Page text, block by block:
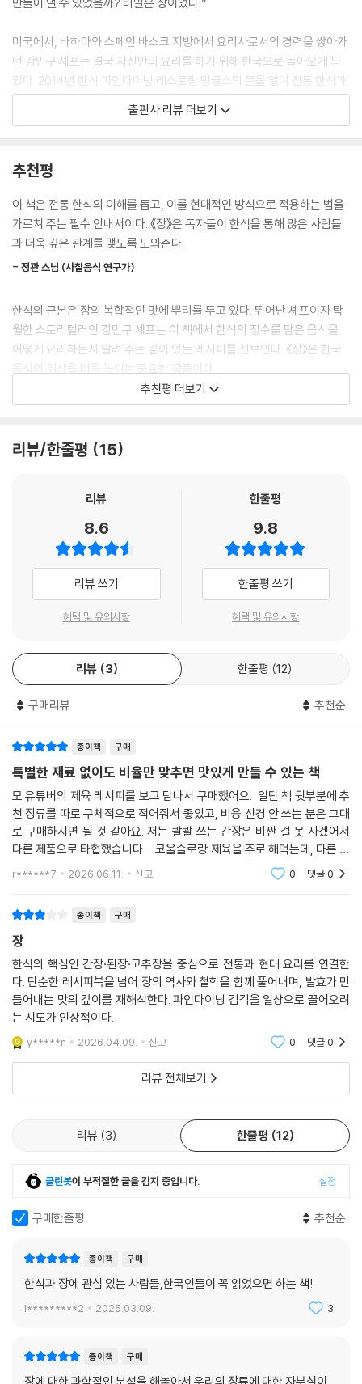
미국에서, 바하마와 스페인 바스크 지방에서 요리사로서의 경력을 쌓아가
던 강민구 셰프는 결국 자신만의 요리를 하기 위해 한국으로 돌아오게 되
었다. 2014년 한식 파인다이닝 레스토랑 밍글스의 문을 열며 전통 한식과
서양 요리를 조화롭게 ‘밍글(mingle)’하고자 했던 그는 한국 음식을 더욱
깊이 이해하고 싶었다. 그래서 한식의 대가 조희숙 셰프와 사찰 음식의 권
한국 음식의 맛은 장맛으로 결정된다고 해도 과언이 아니다. 그만큼 한식
에서 장은 중요하다. 줄곧 한식의 본질은 무엇인가를 고민했는데, 그 비밀
은 아주 가까이에 있었다. 전국 각지의 장 명인들을 만나 그들이 담근 장을
맛보고 탐구하며 장의 가치를 재발견한 강민구 셰프는 장을 자신의 요리에
하기 좋았고 서양 요리와도 놀랍게 잘 어울렸다. 이 책에 소개된 ‘간장 라구
장 풀드 포크 샌드위치’, 그리고 간장, 된장, 고추장을 디저트 크렘 브륄레
에 적용한 ‘장 트리오’는 이러한 장의 가능성을 보여주는 레시피들이다.
간장, 된장, 고추장으로 만드는
가장 풍부한 아이디어를 준다.”
한식부터 파스타, 리소토, 샌드위치 같은 서양식 메인 메뉴까지 다양한 장
의 개성을 드러내는 요리들로 가득하다. 각각의 레시피는 간장, 된장, 고추
장별로 구분하여 실었다.
중요한 것은 이 책에 실린 레시피들이 모두 강민구 셰프가 직접 집에서 가
족과 친구들을 위해 만드는 요리이고, 밍글스에서 만들어 내는 요리들이라
는 사실이다. 모든 메뉴에는 장에 대한 그의 애정이 자연스레 녹아 있다. 강
다양한 변주는 우리가 한식 파인다이닝의 깊고 다채로운 맛을 매일의 식탁
에서도 경험할 수 있도록 안내할 것이다.
출판사 리뷰 더보기
추천평
이 책은 전통 한식의 이해를 돕고, 이를 현대적인 방식으로 적용하는 법을
가르쳐 주는 필수 안내서이다. 《장》은 독자들이 한식을 통해 많은 사람들
과 더욱 깊은 관계를 맺도록 도와준다.
- 정관 스님 (사찰음식 연구가)
한식의 근본은 장의 복합적인 맛에 뿌리를 두고 있다. 뛰어난 셰프이자 탁
월한 스토리텔러인 강민구 셰프는 이 책에서 한식의 정수를 담은 음식을
어떻게 요리하는지 알려 주는 깊이 있는 레시피를 선보인다. 《장》은 한국
음식의 위상을 더욱 높이는 중요한 작품이다.
- 에드워드 리 (〈흑백요리사〉 셰프, 《스모크 & 피클스》 저자)
활용하기 위해서는 과거를 중시하고, 발효의 미학이 우리 미래를 이끌어
- 르네 레드제피 (레스토랑 ‘노마’ 셰프)
한국 요리는 정말 매력적이다. 한국은 우리가 오랜 세월 잊고 지내다가 최
근에야 다시 발견한 발효 기술을 활용해 왔다. 장은 한국 요리의 핵심으로,
다양한 재료들과 함께 어우러지며 이 매콤한 요리의 정체성을 구성한다.
강민구 셰프는 이 책을 통해 그의 독창적인 연구 철학을 우리에게 이야기
《장》은 간장, 된장, 고추장의 경이로움을 소개한다. 이들은 한식에서만큼
이나 다른 나라의 요리에도 요긴하게 쓰일 것이다. 강민구 셰프는 장을 이
- 노부 마츠히사 (레스토랑 ‘노부’ 대표)
여태껏 이런 책이 단 한 권도 나오지 않았다는 사실이 믿기지 않는다. 고추
장뿐만 아니라 모든 장이 전 세계 주방의 필수 재료가 되어야 한다.
- 데이비드 장 (레스토랑 ‘모모푸쿠’ 셰프)
추천평 더보기
리뷰/한줄평 15
리뷰
8.6
리뷰 쓰기
혜택 및 유의사항
한줄평
9.8
한줄평 쓰기
혜택 및 유의사항
리뷰 3 한줄평 12
구매리뷰 추천순
종이책 구매
특별한 재료 없이도 비율만 맞추면 맛있게 만들 수 있는 책
모 유튜버의 제육 레시피를 보고 탐나서 구매했어요. 일단 책 뒷부분에 추
천 장류를 따로 구체적으로 적어줘서 좋았고, 비용 신경 안 쓰는 분은 그대
로 구매하시면 될 것 같아요. 저는 콸콸 쓰는 간장은 비싼 걸 못 사겠어서
다른 제품으로 타협했습니다.... 코울슬로랑 제육을 주로 해먹는데, 다른 건
하나씩 도전해보려고 합니다. 딱 맛있는 맛을 구체적인 수치로 정형화한
r******7 2026.06.11. 신고 0 댓글0
종이책 구매
장
한식의 핵심인 간장·된장·고추장을 중심으로 전통과 현대 요리를 연결한
다. 단순한 레시피북을 넘어 장의 역사와 철학을 함께 풀어내며, 발효가 만
들어내는 맛의 깊이를 재해석한다. 파인다이닝 감각을 일상으로 끌어오려
는 시도가 인상적이다.
y*****n 2026.04.09. 신고 0 댓글0
리뷰 전체보기
리뷰 3 한줄평 12
클린봇이 부적절한 글을 감지 중입니다. 설정
구매한줄평 추천순
종이책 구매
한식과 장에 관심 있는 사람들,한국인들이 꼭 읽었으면 하는 책!
l*********2 2025.03.09. 3
종이책 구매